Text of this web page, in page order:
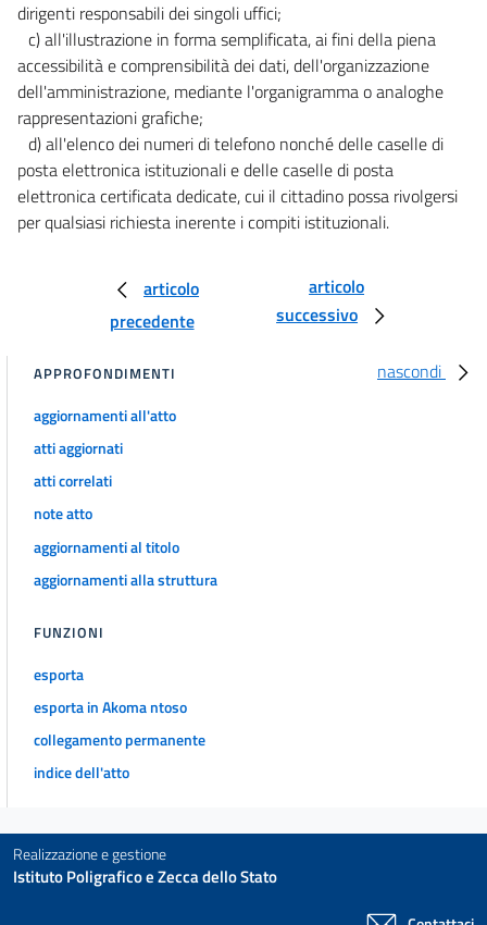
15
15 bis
15 ter
16
17
18
23
23 bis
24
25
26
27
28
29
30
31
32
dirigenti responsabili dei singoli uffici;
c) all'illustrazione in forma semplificata, ai fini della piena
accessibilità e comprensibilità dei dati, dell'organizzazione
dell'amministrazione, mediante l'organigramma o analoghe
rappresentazioni grafiche;
d) all'elenco dei numeri di telefono nonché delle caselle di
posta elettronica istituzionali e delle caselle di posta
elettronica certificata dedicate, cui il cittadino possa rivolgersi
per qualsiasi richiesta inerente i compiti istituzionali.
articolo
precedente
articolo
successivo
nascondi
APPROFONDIMENTI
aggiornamenti all'atto
atti aggiornati
atti correlati
note atto
aggiornamenti al titolo
aggiornamenti alla struttura
FUNZIONI
esporta
esporta in Akoma ntoso
collegamento permanente
indice dell'atto
Realizzazione e gestione
Istituto Poligrafico e Zecca dello Stato